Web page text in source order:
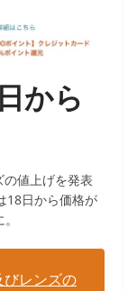
から
値上げを発表
18日から価格が
びレンズの